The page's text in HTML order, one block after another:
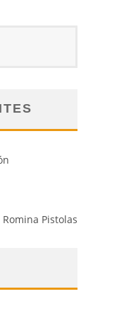
Romina Pistolas